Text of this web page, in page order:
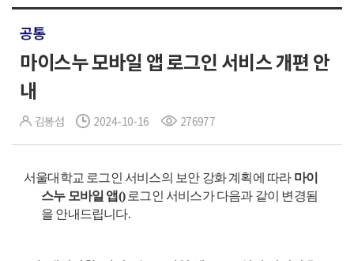
공통
마이스누 모바일 앱 로그인 서비스 개편 안
내
김봉섭 2024-10-16 276977
서울대학교 로그인 서비스의 보안 강화 계획에 따라 마이
스누 모바일 앱()로그인 서비스가 다음과 같이 변경됨
을 안내드립니다.